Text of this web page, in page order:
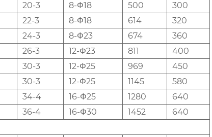
20-3 8-Φ18 500
300
22-3 8-Φ18 614
320
24-3 8-Φ23 674
360
26-3 12-Φ23 811
400
30-3 12-Φ25 969
450
30-3 12-Φ25 1145
580
34-4 16-Φ25 1280
640
36-4 16-Φ30 1452
640